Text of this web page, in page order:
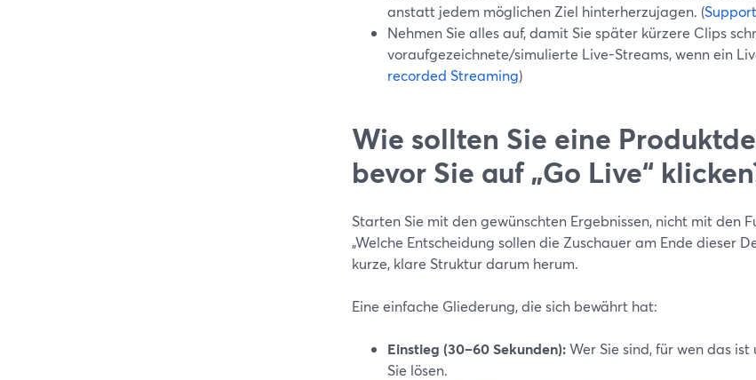
anstatt jedem möglichen Ziel hinterherzujagen. (
Nehmen Sie alles auf, damit Sie später kürzere Clips
voraufgezeichnete/simulierte Live-Streams, wenn ein
recorded Streaming)
Wie sollten Sie eine
bevor Sie auf „Go Live“
Starten Sie mit den gewünschten Ergebnissen, nicht mit den
„Welche Entscheidung sollen die Zuschauer am Ende dieser
kurze, klare Struktur darum herum.
Eine einfache Gliederung, die sich bewährt hat:
Einstieg (30–60 Sekunden):Wer Sie sind, für wen das
Sie lösen.